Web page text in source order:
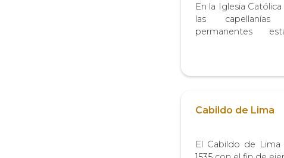
En la Iglesia
las capellanías
permanentes
servicios de índole
Cabildo de Lima
El Cabildo de